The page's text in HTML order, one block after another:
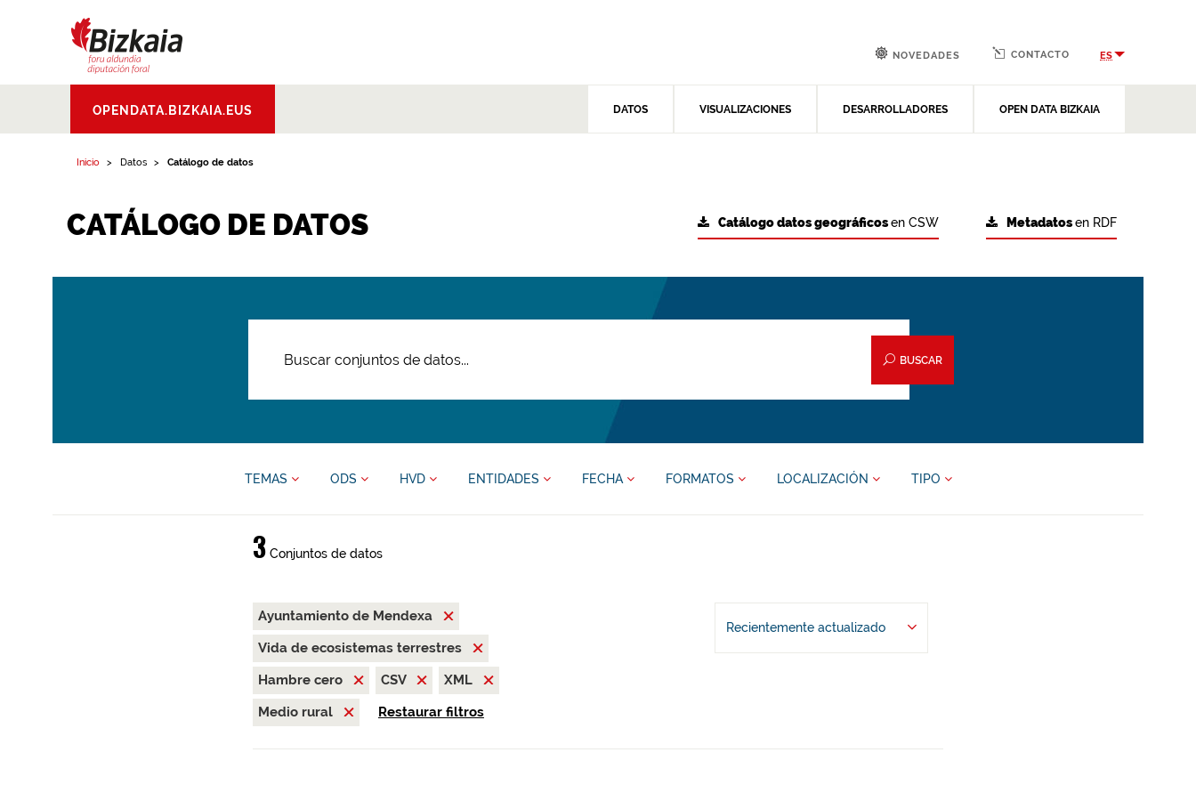
Aldundia.Diputacion
Foral de Bizkaia
OPENDATA.BIZKAIA.EUS DATOS VISUALIZACIONES DESARROLLADORES OPEN DATA BIZKAIA
NOVEDADES CONTACTO ES
Inicio Datos Catálogo de datos
CATÁLOGO DE DATOS Metadatosen RDF
Catálogo datos geográficosen CSW
BUSCAR
TEMAS ODS HVD ENTIDADES FECHA FORMATOS LOCALIZACIÓN TIPO
3Conjuntos de datos
Ayuntamiento de Mendexa
Vida de ecosistemas terrestres
Hambre cero
CSV
XML
Medio rural
Restaurar filtros
Recientemente actualizado